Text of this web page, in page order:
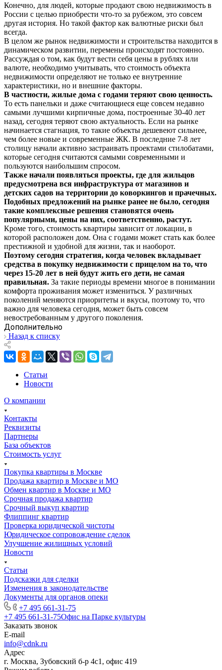
Конечно, для людей, которые продают свою недвижимость в
России с целью приобрести что-то за рубежом, это совсем
другая история. Но такой фактор как валютные риски был
всегда.
В целом же рынок недвижимости и строительства находится в
динамическом развитии, перемены происходят постоянно.
Рассуждая о том, как будут вести себя цены в рублях или
валюте, необходимо учитывать, что стоимость объекта
недвижимости определяют не только ее внутренние
характеристики, но и внешние факторы.
В частности, жилые дома с годами теряют свою ценность.
То есть панельки и даже считающиеся еще совсем недавно
самыми лучшими кирпичные дома, построенные 30-40 лет
назад, сегодня теряют свою актуальность. Если на рынке
начинается стагнация, то такие объекты дешевеют сильнее,
чем более новые и современные ЖК. В последние 7-8 лет
столицу начали активно застраивать проектами стилобатами,
которые сегодня считаются самыми современными и
пользуются наибольшим спросом.
Также начали появляться проекты, где для жильцов
предусмотрена вся инфраструктура от магазинов и
детских садов на территории до коворкингов и прачечных.
Подобных предложений на рынке ранее не было, сегодня
такие комплексные решения становятся очень
популярными, цены на них, соответственно, растут.
Кроме того, стоимость квартиры зависит от локации, в
которой расположен дом. Она с годами может стать как более
престижной и удобной для жизни, так и наоборот.
Поэтому сегодня стратегия, когда человек вкладывает
средства в покупку недвижимости с прицелом на то, что
через 15-20 лет в ней будут жить его дети, не самая
правильная. За такие периоды времени многое в понимании
комфорта проживания может измениться. У различных
поколений меняются приоритеты и вкусы, поэтому то, что
важно для человека сегодня, может быть совсем
невостребованным у другого поколения.
Дополнительно
Назад к списку
Статьи
Новости
О компании
Контакты
Реквизиты
Партнеры
База объектов
Стоимость услуг
Покупка квартиры в Москве
Продажа квартир в Москве и МО
Обмен квартир в Москве и МО
Срочная продажа квартир
Срочный выкуп квартир
Флиппинг квартир
Проверка юридической чистоты
Юридическое сопровождение сделок
Улучшение жилищных условий
Новости
Статьи
Подсказки для сделки
Изменения в законодательстве
Документы для органов опеки
+7 495 661-31-75
+7 495 661-31-75Офис на Парке культуры
Заказать звонок
E-mail
info@cdnk.ru
Адрес
г. Москва, Зубовский б-р 4с1, офис 419